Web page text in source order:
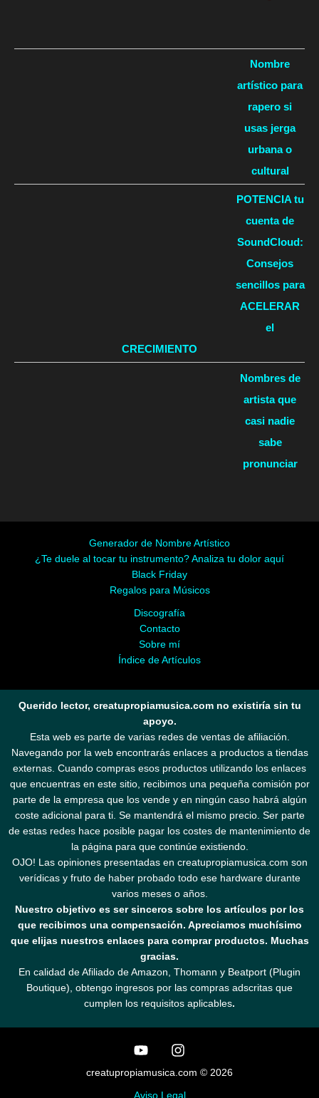
Nombre
artístico para
rapero si
usas jerga
urbana o
cultural
POTENCIA tu
cuenta de
SoundCloud:
Consejos
sencillos para
ACELERAR
el
CRECIMIENTO
Nombres de
artista que
casi nadie
sabe
pronunciar
Generador de Nombre Artístico
¿Te duele al tocar tu instrumento? Analiza tu dolor aquí
Black Friday
Regalos para Músicos
Discografía
Contacto
Sobre mí
Índice de Artículos
Querido lector, creatupropiamusica.com no existiría sin tu
apoyo.
Esta web es parte de varias redes de ventas de afiliación.
Navegando por la web encontrarás enlaces a productos a tiendas
externas. Cuando compras esos productos utilizando los enlaces
que encuentras en este sitio, recibimos una pequeña comisión por
parte de la empresa que los vende y en ningún caso habrá algún
coste adicional para ti. Se mantendrá el mismo precio. Ser parte
de estas redes hace posible pagar los costes de mantenimiento de
la página para que continúe existiendo.
OJO! Las opiniones presentadas en creatupropiamusica.com son
verídicas y fruto de haber probado todo ese hardware durante
varios meses o años.
Nuestro objetivo es ser sinceros sobre los artículos por los
que recibimos una compensación. Apreciamos muchísimo
que elijas nuestros enlaces para comprar productos. Muchas
gracias.
En calidad de Afiliado de Amazon, Thomann y Beatport (Plugin
Boutique), obtengo ingresos por las compras adscritas que
cumplen los requisitos aplicables.
creatupropiamusica.com © 2026
Aviso Legal